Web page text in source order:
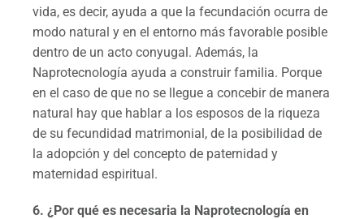
vida, es decir, ayuda a que la fecundación ocurra de
modo natural y en el entorno más favorable posible
dentro de un acto conyugal. Además, la
Naprotecnología ayuda a construir familia. Porque
en el caso de que no se llegue a concebir de manera
natural hay que hablar a los esposos de la riqueza
de su fecundidad matrimonial, de la posibilidad de
la adopción y del concepto de paternidad y
maternidad espiritual.
6. ¿Por qué es necesaria la Naprotecnología en